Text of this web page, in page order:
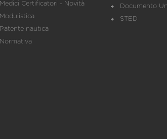
Medici Certificatori - Novità
Modulistica
Patente nautica
Normativa
Documento
STED